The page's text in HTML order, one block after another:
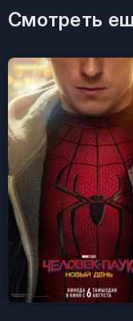
Смотреть